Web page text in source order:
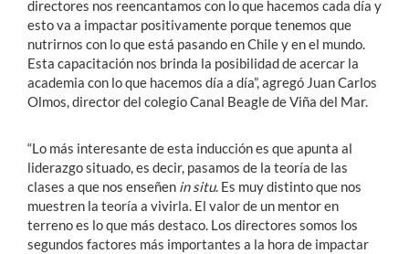
directores nos reencantamos con lo que hacemos cada día y
esto va a impactar positivamente porque tenemos que
nutrirnos con lo que está pasando en Chile y en el mundo.
Esta capacitación nos brinda la posibilidad de acercar la
academia con lo que hacemos día a día”, agregó Juan Carlos
Olmos, director del colegio Canal Beagle de Viña del Mar.
“Lo más interesante de esta inducción es que apunta al
liderazgo situado, es decir, pasamos de la teoría de las
clases a que nos enseñen in situ. Es muy distinto que nos
muestren la teoría a vivirla. El valor de un mentor en
terreno es lo que más destaco. Los directores somos los
segundos factores más importantes a la hora de impactar